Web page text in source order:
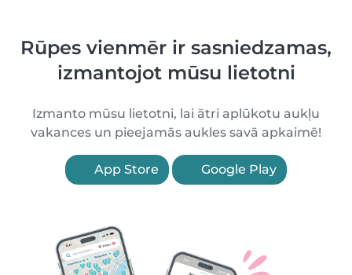
Rūpes vienmēr ir sasniedzamas,
izmantojot mūsu lietotni
Izmanto mūsu lietotni, lai ātri aplūkotu aukļu
vakances un pieejamās aukles savā apkaimē!
App Store Google Play